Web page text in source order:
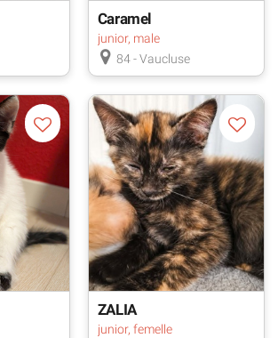
Caramel
junior, male
84 - Vaucluse
ZALIA
junior, femelle